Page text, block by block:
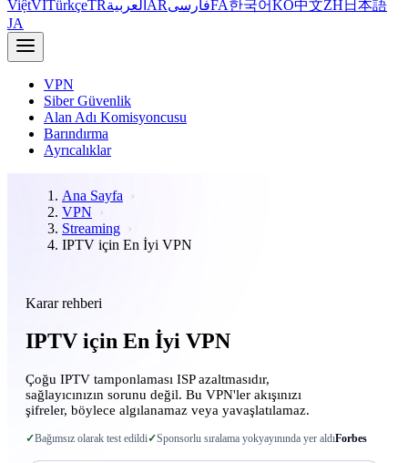
ViệtVITürkçeTRالعربية ARفارسیFA한국어KO中文ZH 日本語
JA
VPN
Siber Güvenlik
Alan Adı Komisyoncusu
Barındırma
Ayrıcalıklar
Ana Sayfa
VPN
Streaming
IPTV için En İyi VPN
Karar rehberi
IPTV için En İyi VPN
Çoğu IPTV tamponlaması ISP azaltmasıdır,
sağlayıcınızın sorunu değil. Bu VPN'ler akışınızı
şifreler, böylece algılanamaz veya yavaşlatılamaz.
✓Bağımsız olarak test edildi✓Sponsorlu sıralama yokyayınında yer aldıForbes